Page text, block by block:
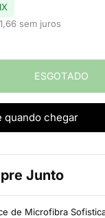
sem juros
ESGOTADO
quando chegar
Junto
de Microfibra